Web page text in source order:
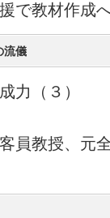
で教材作成
流儀
力（３）
員教授、元